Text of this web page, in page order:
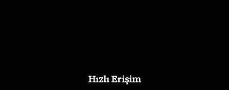
Hızlı Erişim